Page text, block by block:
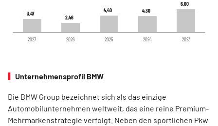
3,47
3,47
2,46
2,46
4,40
4,40 4,30
4,30
6,00
6,00
2027 2026 2025 2024 2023
Unternehmensprofil BMW
Die BMW Group bezeichnet sich als das einzige
Automobilunternehmen weltweit, das eine reine Premium-
Mehrmarkenstrategie verfolgt. Neben den sportlichen Pkw